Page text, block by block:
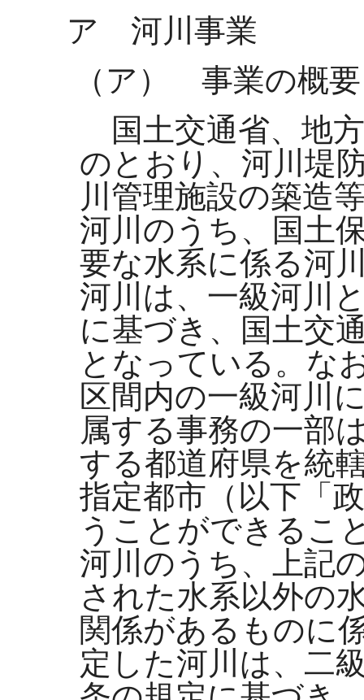
ア 河川事業
（ア） 事業の概要
国土交通省、地
のとおり、河川堤
川管理施設の築造
河川のうち、国土
要な水系に係る河
河川は、一級河川
に基づき、国土交
となっている。な
区間内の一級河川
属する事務の一部
する都道府県を統
指定都市（以下「
うことができるこ
河川のうち、上記
された水系以外の
関係があるものに
定した河川は、二